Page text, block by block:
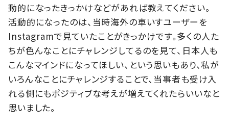
動的になったきっかけなどがあれば教えてください。
活動的になったのは、当時海外の車いすユーザーを
Instagramで見ていたことがきっかけです。多くの人た
ちが色んなことにチャレンジしてるのを見て、日本人も
こんなマインドになってほしい、という思いもあり、私が
いろんなことにチャレンジすることで、当事者も受け入
れる側にもポジティブな考えが増えてくれたらいいなと
思いました。